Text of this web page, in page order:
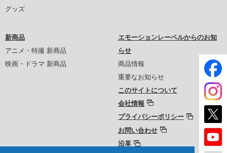
グッズ
新商品
アニメ・特撮 新商品
映画・ドラマ 新商品
エモーションレーベルからのお知
らせ
商品情報
重要なお知らせ
このサイトについて
会社情報
プライバシーポリシー
お問い合わせ
沿革